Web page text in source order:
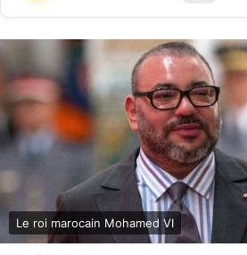
Le roi marocain Mohamed VI